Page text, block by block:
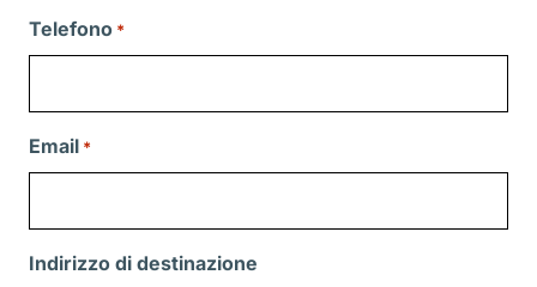
Telefono *
Email *
Indirizzo di destinazione